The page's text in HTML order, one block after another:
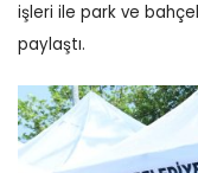
işleri ile park ve
paylaştı.